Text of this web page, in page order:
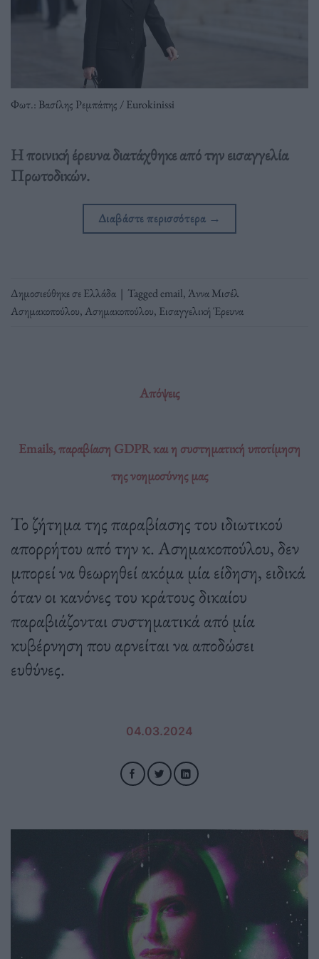
Φωτ.: Βασίλης Ρεμπάπης / Eurokinissi
Η ποινική έρευνα διατάχθηκε από την εισαγγελία
Πρωτοδικών.
Διαβάστε περισσότερα →
Δημοσιεύθηκε σεΕλλάδα | Taggedemail,Άννα Μισέλ
Ασημακοπούλου,Ασημακοπούλου, Εισαγγελική Έρευνα
Απόψεις
Emails, παραβίαση GDPR και η συστηματική υποτίμηση
της νοημοσύνης μας
Το ζήτημα της παραβίασης του ιδιωτικού
απορρήτου από την κ. Ασημακοπούλου, δεν
μπορεί να θεωρηθεί ακόμα μία είδηση, ειδικά
όταν οι κανόνες του κράτους δικαίου
παραβιάζονται συστηματικά από μία
κυβέρνηση που αρνείται να αποδώσει
ευθύνες.
04.03.2024